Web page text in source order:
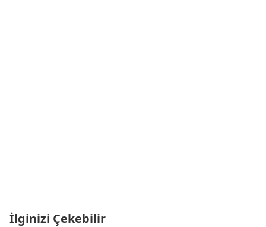
İlginizi Çekebilir